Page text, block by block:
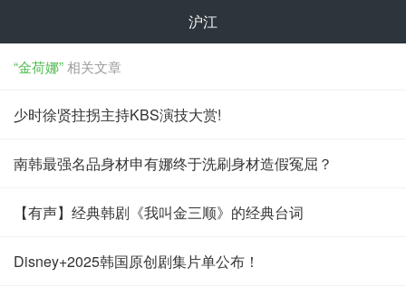
沪江
“金荷娜”相关文章
少时徐贤拄拐主持KBS演技大赏!
南韩最强名品身材申有娜终于洗刷身材造假冤屈？
【有声】经典韩剧《我叫金三顺》的经典台词
Disney+2025韩国原创剧集片单公布！